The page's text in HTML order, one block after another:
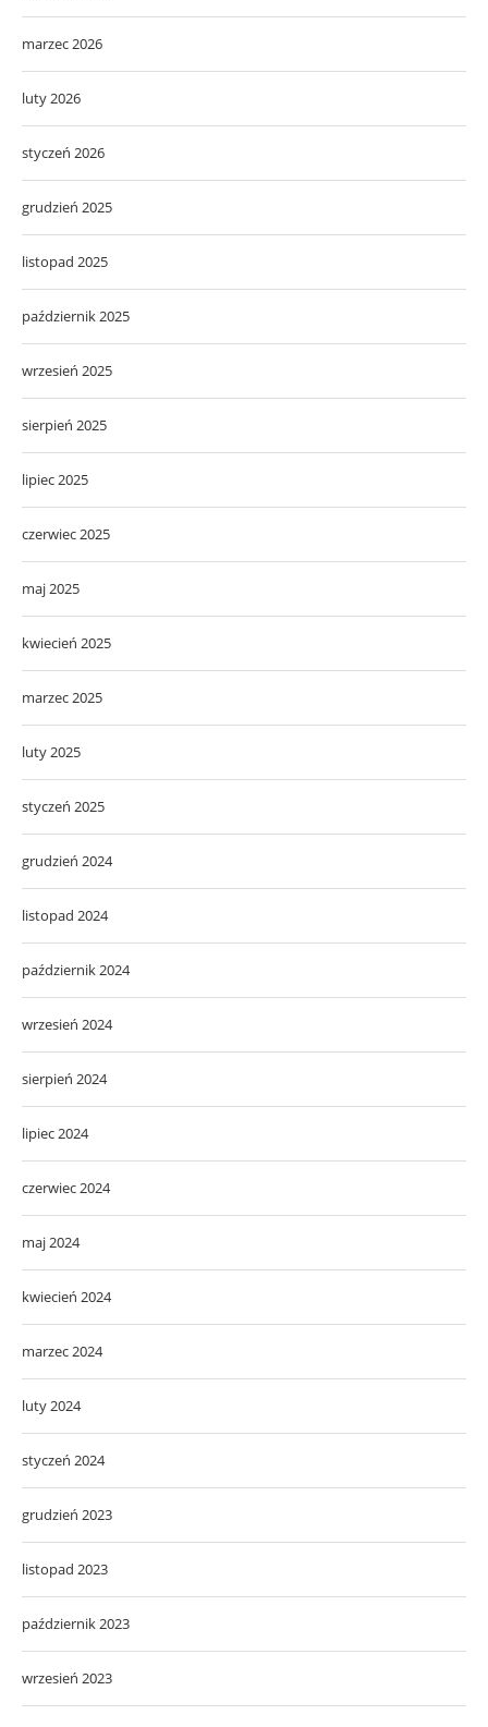
marzec 2026
luty 2026
styczeń 2026
grudzień 2025
listopad 2025
październik 2025
wrzesień 2025
sierpień 2025
lipiec 2025
czerwiec 2025
maj 2025
kwiecień 2025
marzec 2025
luty 2025
styczeń 2025
grudzień 2024
listopad 2024
październik 2024
wrzesień 2024
sierpień 2024
lipiec 2024
czerwiec 2024
maj 2024
kwiecień 2024
marzec 2024
luty 2024
styczeń 2024
grudzień 2023
listopad 2023
październik 2023
wrzesień 2023